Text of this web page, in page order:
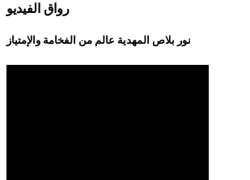
رواق الفيديو
نور بلاص المهدية عالم من الفخامة والإمتياز